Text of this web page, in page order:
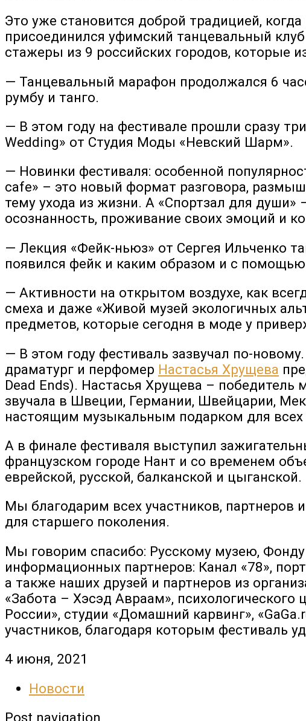
Это уже становится доброй традицией,
присоединился уфимский танцевальный
стажеры из 9 российских городов, которые
— Танцевальный марафон продолжался 6
румбу и танго.
— В этом году на фестивале прошли сразу
Wedding» от Студия Моды «Невский Шарм».
— Новинки фестиваля: особенной
cafe» – это новый формат разговора,
тему ухода из жизни. А «Спортзал для
осознанность, проживание своих эмоций и
— Лекция «Фейк-ньюз» от Сергея Ильченко
появился фейк и каким образом и с
— Активности на открытом воздухе, как
смеха и даже «Живой музей экологичных
предметов, которые сегодня в моде у
— В этом году фестиваль зазвучал по-
драматург и перфомер Настасья Хрущева
Dead Ends). Настасья Хрущева –
звучала в Швеции, Германии, Швейцарии,
настоящим музыкальным подарком для всех
А в финале фестиваля выступил
французском городе Нант и со временем
еврейской, русской, балканской и цыганской.
Мы благодарим всех участников, партнеров
для старшего поколения.
Мы говорим спасибо: Русскому музею,
информационных партнеров: Канал «78»,
а также наших друзей и партнеров из
«Забота – Хэсэд Авраам»,
России», студии «Домашний карвинг»,
участников, благодаря которым фестиваль
4 июня, 2021
Новости
Post navigation